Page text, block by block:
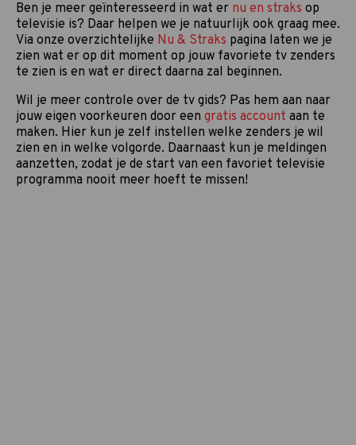
Ben je meer geïnteresseerd in wat er nu en straks op
televisie is? Daar helpen we je natuurlijk ook graag mee.
Via onze overzichtelijke Nu & Straks pagina laten we je
zien wat er op dit moment op jouw favoriete tv zenders
te zien is en wat er direct daarna zal beginnen.
Wil je meer controle over de tv gids? Pas hem aan naar
jouw eigen voorkeuren door een gratis account aan te
maken. Hier kun je zelf instellen welke zenders je wil
zien en in welke volgorde. Daarnaast kun je meldingen
aanzetten, zodat je de start van een favoriet televisie
programma nooit meer hoeft te missen!